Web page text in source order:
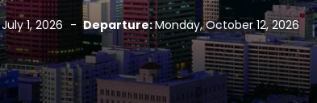
1, 2026 - Departure:Monday, October 12, 2026